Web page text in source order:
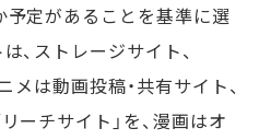
定があることを基準に選
、ストレージサイト、
は動画投稿・共有サイト、
ーチサイト」を、漫画はオ